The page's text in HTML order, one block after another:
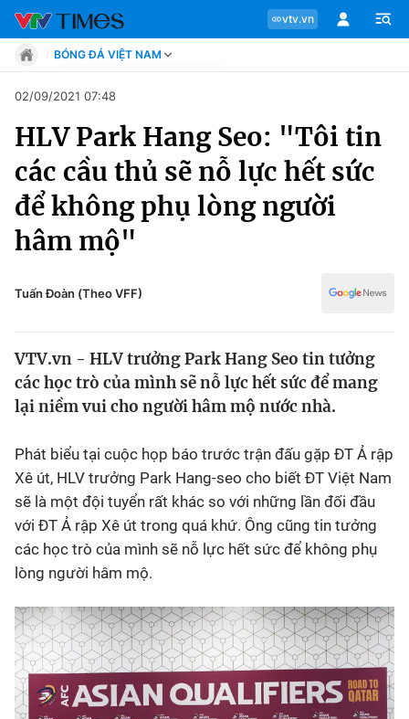
vtv.vn
Chuyên mục
Tin tức
Move
Phong cách
Sự kiện
Bóng đá
Thể thao Điện tử
Các môn khác
VIDEO
Bên lề
BÓNG ĐÁ VIỆT NAM
Move
Phong cách
Chân dung
Sự kiện
Bóng đá
Thể thao điện tử
Các môn khác
Bên lề
02/09/2021 07:48
HLV Park Hang Seo: "Tôi tin
các cầu thủ sẽ nỗ lực hết sức
để không phụ lòng người
hâm mộ"
Tuấn Đoàn (Theo VFF)
VTV.vn - HLV trưởng Park Hang Seo tin tưởng
các học trò của mình sẽ nỗ lực hết sức để mang
lại niềm vui cho người hâm mộ nước nhà.
Phát biểu tại cuộc họp báo trước trận đấu gặp ĐT Ả rập
Xê út, HLV trưởng Park Hang-seo cho biết ĐT Việt Nam
sẽ là một đội tuyển rất khác so với những lần đối đầu
với ĐT Ả rập Xê út trong quá khứ. Ông cũng tin tưởng
các học trò của mình sẽ nỗ lực hết sức để không phụ
lòng người hâm mộ.